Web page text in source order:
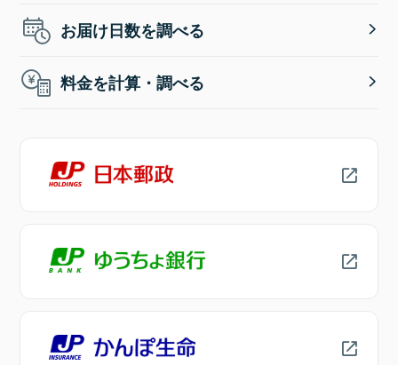
お届け日数を調べる
料金を計算・調べる